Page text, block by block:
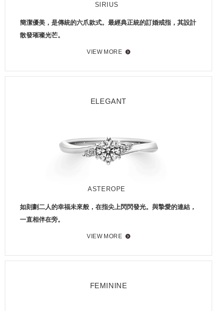
SIRIUS
簡潔優美，是傳統的六爪款式。最經典正統的訂婚戒指，其設計
散發璀璨光芒。
VIEW MORE
ELEGANT
ASTEROPE
如刻劃二人的幸福未來般，在指尖上閃閃發光。與摯愛的連結，
一直相伴在旁。
VIEW MORE
FEMININE